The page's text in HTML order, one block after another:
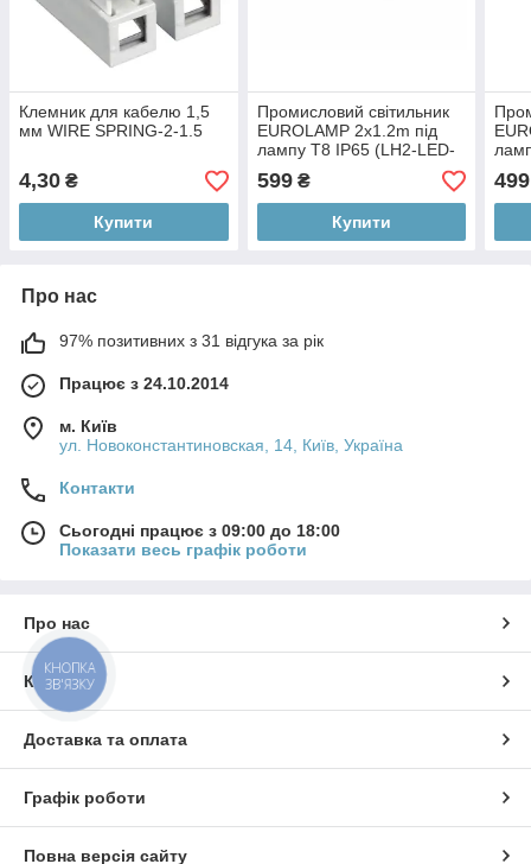
Клемник для кабелю 1,5
мм WIRE SPRING-2-1.5
4,30 ₴
Купити
Промисловий світильник
EUROLAMP 2х1.2m під
лампу Т8 IP65 (LH2-LED-
599₴
Купити
499
Про нас
97% позитивних з 31 відгука за рік
Працює з 24.10.2014
м. Київ
ул. Новоконстантиновская, 14, Київ, Україна
Контакти
Сьогодні працює з 09:00 до 18:00
Показати весь графік роботи
Про нас
Контакти
Доставка та оплата
Графік роботи
Повна версія сайту
КНОПКА
ЗВ'ЯЗКУ